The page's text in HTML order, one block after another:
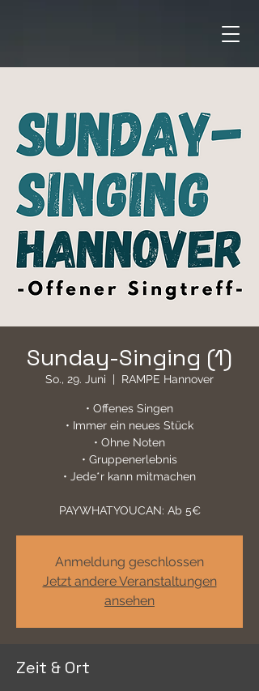
Sunday-Singing (1)
So., 29. Juni
  |
RAMPE Hannover
• Offenes Singen
• Immer ein neues Stück
• Ohne Noten
• Gruppenerlebnis
• Jede*r kann mitmachen
PAYWHATYOUCAN: Ab 5€
Anmeldung geschlossen
Jetzt andere Veranstaltungen
ansehen
Zeit & Ort